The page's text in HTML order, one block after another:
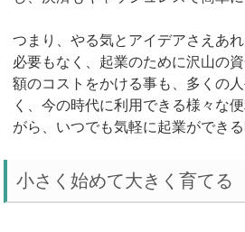
つまり、やる気とアイデアさえあ
必要もなく、起業のために沢山の
額のコストをかける事も、多くの
く、今の時代に利用できる様々な
がら、いつでも気軽に起業ができる
小さく始めて大きく育てる